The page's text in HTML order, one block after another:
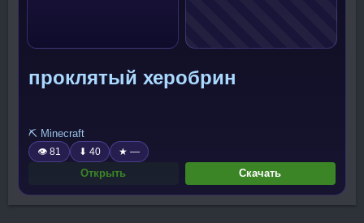
проклятый херобрин
⛏️ Minecraft
👁 81 ⬇ 40 ★ —
Открыть Скачать